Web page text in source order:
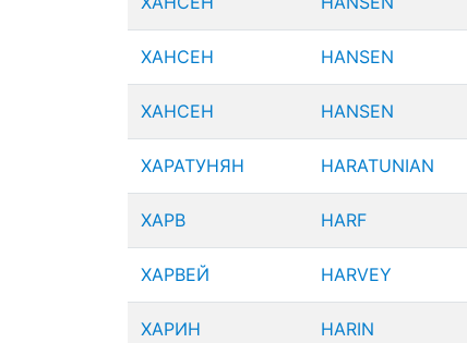
ХАНСЕН HANSEN
ХАНСЕН HANSEN
ХАРАТУНЯН HARATUNIAN
ХАРВ HARF
ХАРВЕЙ HARVEY
ХАРИН HARIN